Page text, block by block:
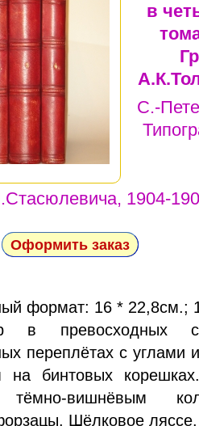
в
С.-
1904-
Оформить заказ
формат: 16 * 22,8см.;
в превосходных
переплётах с углами
на бинтовых
вишнёвым
Шёлковое ляссе.